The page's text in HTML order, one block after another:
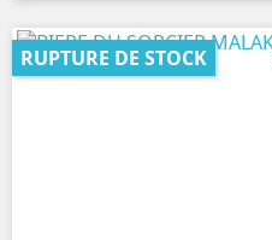
RUPTURE DE STOCK